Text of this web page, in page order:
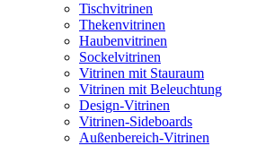
Tischvitrinen
Thekenvitrinen
Haubenvitrinen
Sockelvitrinen
Vitrinen mit Stauraum
Vitrinen mit Beleuchtung
Design-Vitrinen
Vitrinen-Sideboards
Außenbereich-Vitrinen